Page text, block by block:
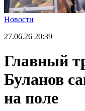
Новости
27.06.26 20:39
Главный
Буланов
на поле